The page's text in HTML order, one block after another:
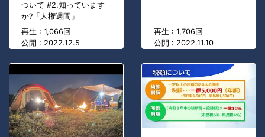
ついて #2.知っています
か?「人権週間」
再生 : 1,066回
公開 : 2022.12.5
再生 : 1,706回
公開 : 2022.11.10